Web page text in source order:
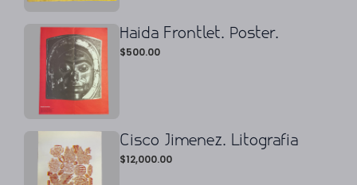
Haida Frontlet. Poster.
$500.00
Cisco Jimenez. Litografia
$12,000.00